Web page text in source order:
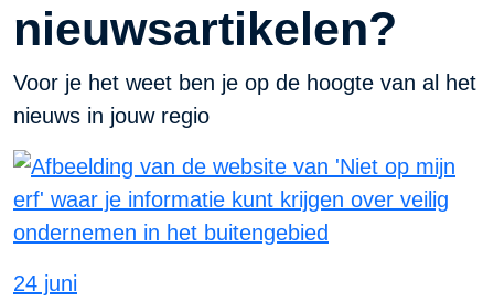
nieuwsartikelen?
Voor je het weet ben je op de hoogte van al het
nieuws in jouw regio
24 juni